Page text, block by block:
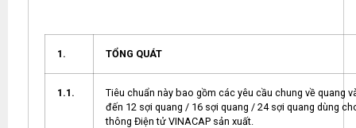
1. TỔNG QUÁT
1.1.
Tiêu chuẩn này bao gồm các yêu cầu chung về quang
đến 12 sợi quang / 16 sợi quang / 24 sợi quang dùng
thông Điện tử VINACAP sản xuất.